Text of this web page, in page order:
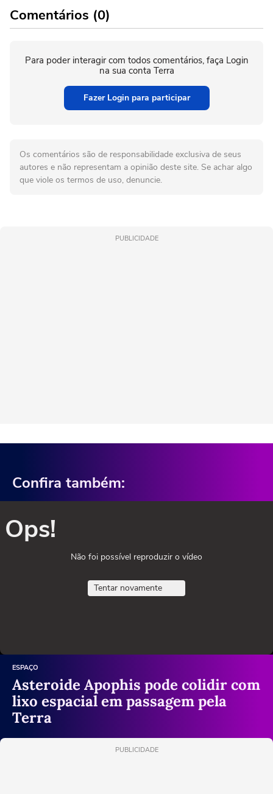
Comentários (0)
Para poder interagir com todos comentários, faça Login
na sua conta Terra
Fazer Login para participar
Os comentários são de responsabilidade exclusiva de seus
autores e não representam a opinião deste site. Se achar algo
que viole os termos de uso, denuncie.
PUBLICIDADE
Confira também:
Ops!
Não foi possível reproduzir o vídeo
Tentar novamente
ESPAÇO
Asteroide Apophis pode colidir com
lixo espacial em passagem pela
Terra
PUBLICIDADE